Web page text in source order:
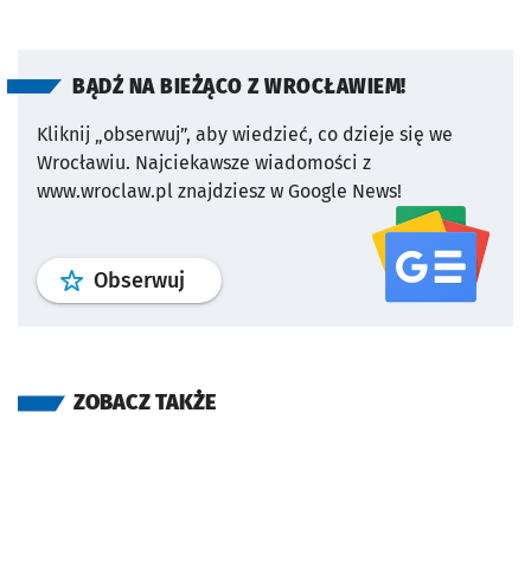
BĄDŹ NA BIEŻĄCO Z WROCŁAWIEM!
Kliknij „obserwuj”, aby wiedzieć, co dzieje się we
Wrocławiu. Najciekawsze wiadomości z
www.wroclaw.pl znajdziesz w Google News!
Obserwuj profil serwisu
ZOBACZ TAKŻE